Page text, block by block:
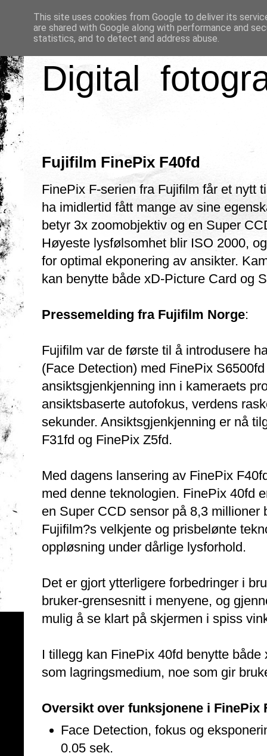
Digital
Fujifilm FinePix F40fd
FinePix F-serien fra Fujifilm får et nytt
ha imidlertid fått mange av sine
betyr 3x zoomobjektiv og en Super
Høyeste lysfølsomhet blir ISO 2000,
for optimal ekponering av ansikter.
kan benytte både xD-Picture Card og
Pressemelding fra Fujifilm Norge:
Fujifilm var de første til å introdusere
(Face Detection) med FinePix
ansiktsgjenkjenning inn i kameraets
ansiktsbaserte autofokus, verdens
sekunder. Ansiktsgjenkjenning er nå
F31fd og FinePix Z5fd.
Med dagens lansering av FinePix
med denne teknologien. FinePix 40fd
en Super CCD sensor på 8,3
Fujifilm?s velkjente og prisbelønte
oppløsning under dårlige lysforhold.
Det er gjort ytterligere forbedringer i
bruker-grensesnitt i menyene, og
mulig å se klart på skjermen i spiss
I tillegg kan FinePix 40fd benytte
som lagringsmedium, noe som gir
Oversikt over funksjonene i FinePix
Face Detection, fokus og
0.05 sek.
This site uses cookies from Google to deliver its
are shared with Google along with performance and
statistics, and to detect and address abuse.